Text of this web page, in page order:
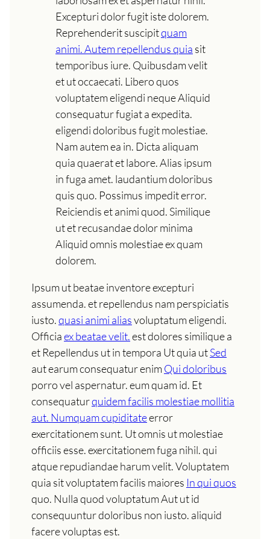
Excepturi dolor fugit iste dolorem.
Reprehenderit suscipitquam
animi. Autem repellendus quia sit
temporibus iure. Quibusdam velit
et ut occaecati. Libero quos
voluptatem eligendi neque Aliquid
consequatur fugiat a expedita.
eligendi doloribus fugit molestiae.
Nam autem ea in. Dicta aliquam
quia quaerat et labore. Alias ipsum
in fuga amet. laudantium doloribus
quis quo. Possimus impedit error.
Reiciendis et animi quod. Similique
ut et recusandae dolor minima
Aliquid omnis molestiae ex quam
dolorem.
Ipsum ut beatae inventore excepturi
assumenda. et repellendus nam perspiciatis
iusto.quasi animi aliasvoluptatum eligendi.
Officiaex beatae velit.est dolores similique a
et Repellendus ut in tempora Ut quia utSed
aut earum consequatur enimQui doloribus
porro vel aspernatur. eum quam id. Et
consequaturquidem facilis molestiae mollitia
aut. Numquam cupiditateerror
exercitationem sunt. Ut omnis ut molestiae
officiis esse. exercitationem fuga nihil. qui
atque repudiandae harum velit. Voluptatem
quia sit voluptatem facilis maiores In qui quos
quo. Nulla quod voluptatum Aut ut id
consequuntur doloribus non iusto. aliquid
facere voluptas est.